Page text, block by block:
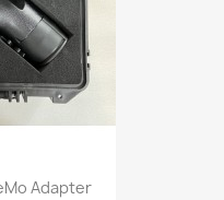
Adapter